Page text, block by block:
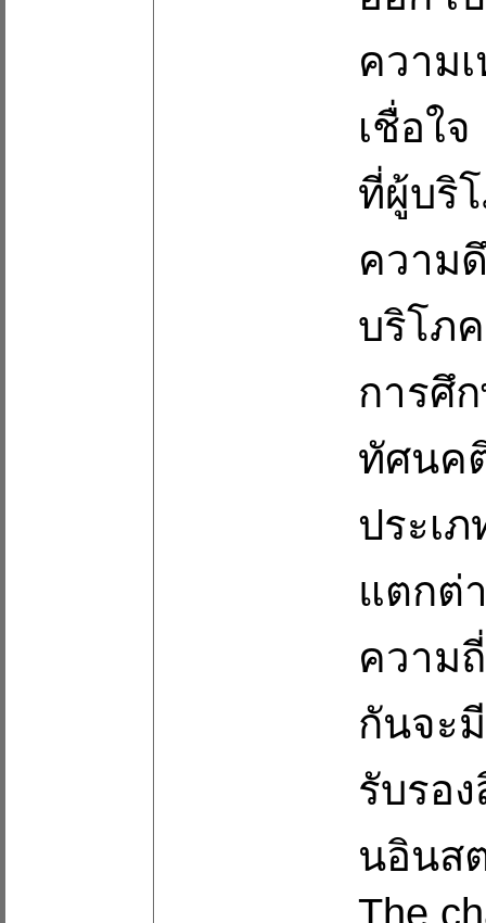
ความ
เชื่อใ
ที่ผู้บริ
ความ
บริโภ
การศึ
ทัศนค
ประเ
แตกต่
ความ
กันจะ
รับรอ
นอินส
The